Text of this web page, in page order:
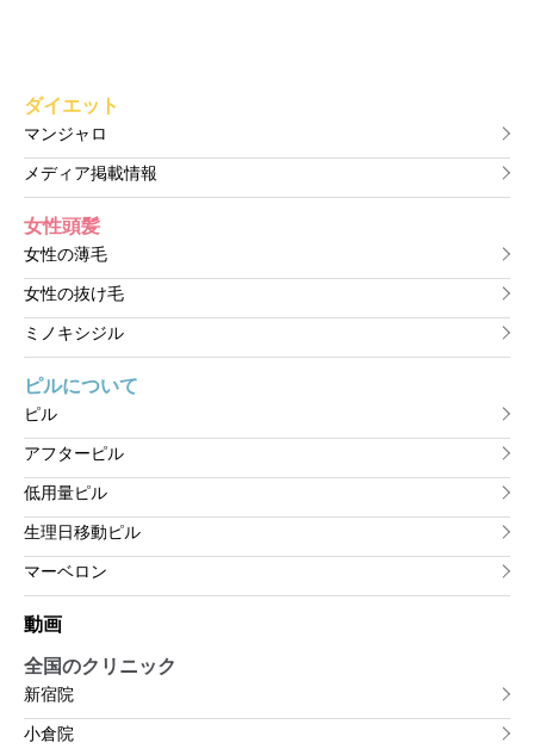
ダイエット
マンジャロ
メディア掲載情報
女性頭髪
女性の薄毛
女性の抜け毛
ミノキシジル
ピルについて
ピル
アフターピル
低用量ピル
生理日移動ピル
マーベロン
動画
全国のクリニック
新宿院
小倉院